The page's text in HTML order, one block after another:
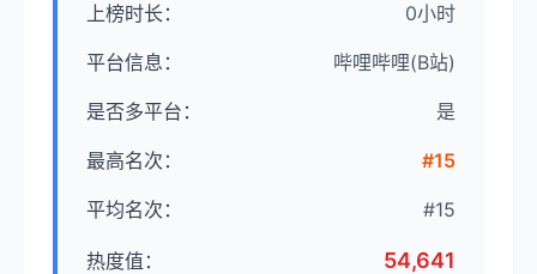
上榜时长： 0小时
平台信息： 哔哩哔哩(B站)
是否多平台： 是
最高名次： #15
平均名次： #15
热度值： 54,641